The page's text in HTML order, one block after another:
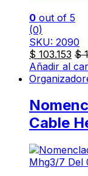
0 out of 5
(0)
SKU: 2090
$ 103.153 $
Añadir al
Cable